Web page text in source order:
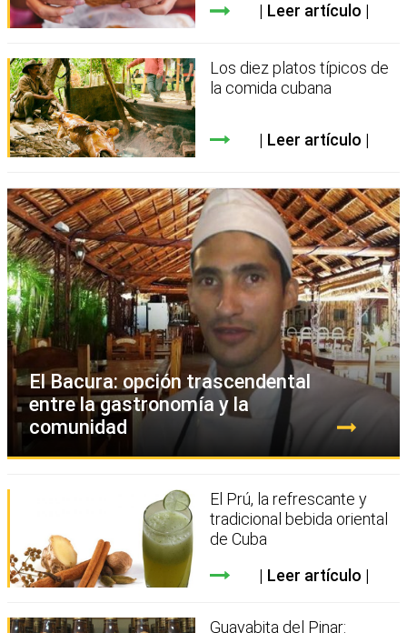
Leer artículo
Los diez platos típicos de
la comida cubana
Leer artículo
El Bacura: opción trascendental
entre la gastronomía y la
comunidad
El Prú, la refrescante y
tradicional bebida oriental
de Cuba
Leer artículo
Guayabita del Pinar: